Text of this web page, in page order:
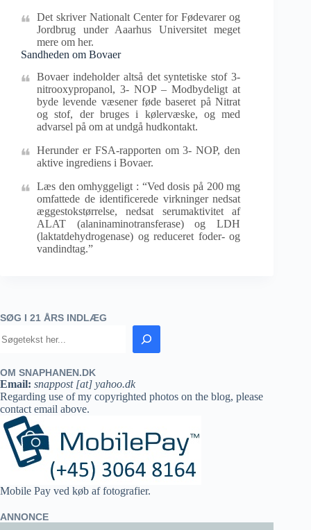
Det skriver Nationalt Center for Fødevarer og
Jordbrug under Aaarhus Universitet meget
mere om her.
Sandheden om Bovaer
Bovaer indeholder altså det syntetiske stof 3-
nitrooxypropanol, 3- NOP – Modbydeligt at
byde levende væsener føde baseret på Nitrat
og stof, der bruges i kølervæske, og med
advarsel på om at undgå hudkontakt.
Herunder er FSA-rapporten om 3- NOP, den
aktive ingrediens i Bovaer.
Læs den omhyggeligt : “Ved dosis på 200 mg
omfattede de identificerede virkninger nedsat
æggestokstørrelse, nedsat serumaktivitet af
ALAT (alaninaminotransferase) og LDH
(laktatdehydrogenase) og reduceret foder- og
vandindtag.”
SØG I 21 ÅRS INDLÆG
OM SNAPHANEN.DK
Email: snappost [at] yahoo.dk
Regarding use of my copyrighted photos on the blog, please
contact email above.
Mobile Pay ved køb af fotografier.
ANNONCE